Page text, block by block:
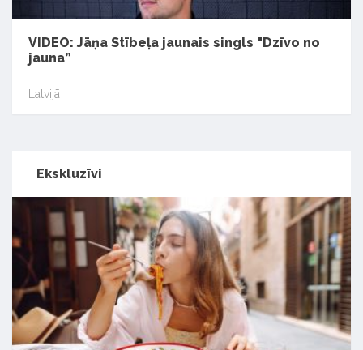
VIDEO: Jāņa Stībeļa jaunais singls "Dzīvo no
jauna”
Latvijā
Ekskluzīvi